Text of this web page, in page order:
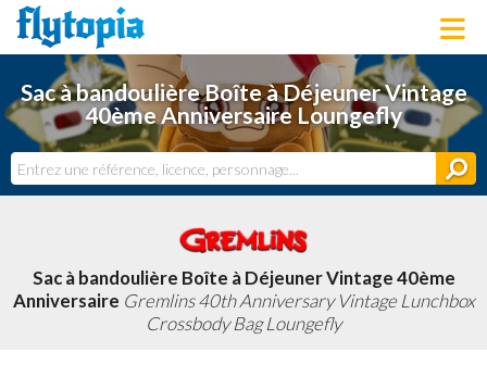
LICENCES
NOUVEAUTÉS
BONS PLANS
DERNIERS AJOUTS
Sac à bandoulière Boîte à Déjeuner Vintage
40ème Anniversaire Loungefly
Sac à bandoulière Boîte à Déjeuner Vintage 40ème
Anniversaire Gremlins 40th Anniversary Vintage Lunchbox
Crossbody Bag Loungefly